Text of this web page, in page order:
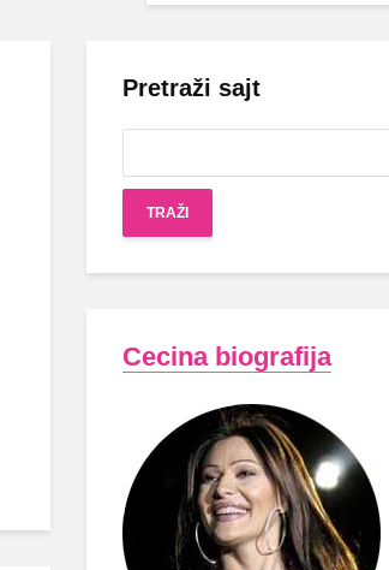
Pretraži sajt
Cecina biografija